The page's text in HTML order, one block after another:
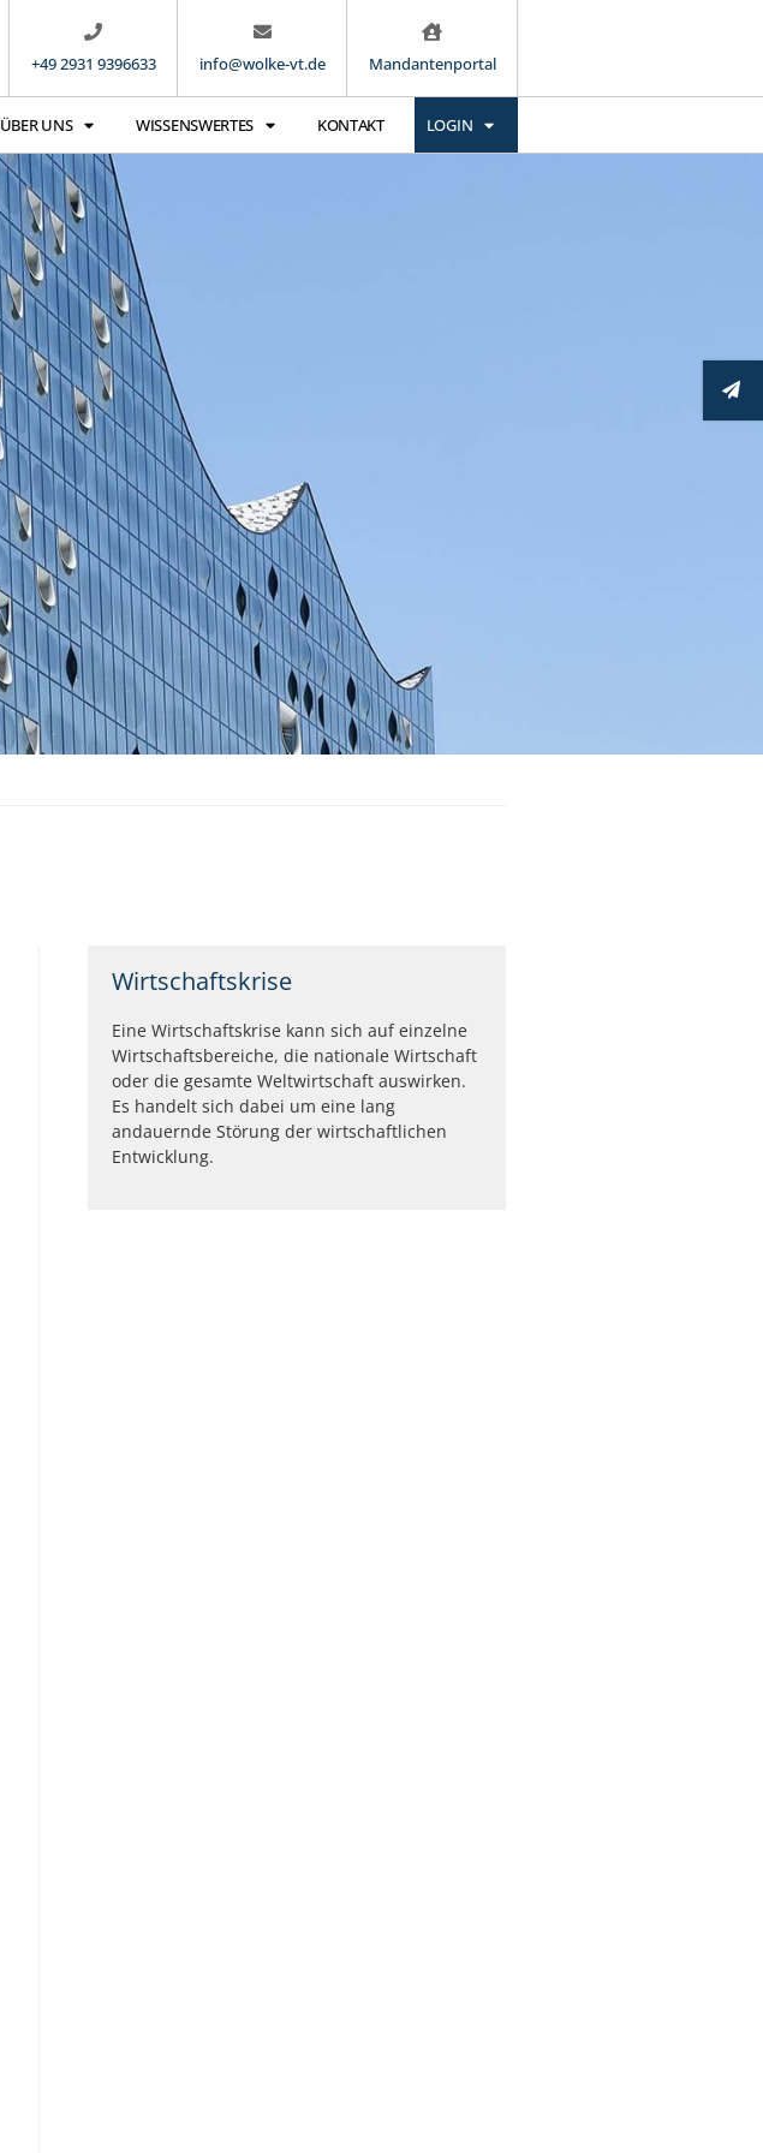
+49 2931 9396633 info@wolke-vt.de Mandantenportal
ÜBER UNS WISSENSWERTES KONTAKT LOGIN
Wirtschaftskrise
Eine Wirtschaftskrise kann sich auf einzelne
Wirtschaftsbereiche, die nationale Wirtschaft
oder die gesamte Weltwirtschaft auswirken.
Es handelt sich dabei um eine lang
andauernde Störung der wirtschaftlichen
Entwicklung.